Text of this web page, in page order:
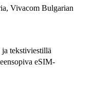
Vivacom Bulgarian
tekstiviestillä
eSIM-